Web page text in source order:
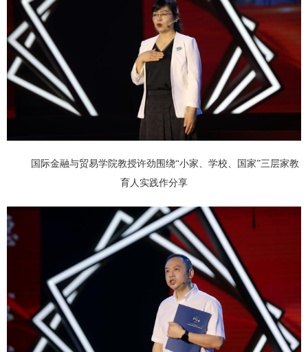
国际金融与贸易学院教授许劲围绕“小家、学校、国家”三层家教
育人实践作分享